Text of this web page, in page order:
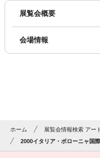
展覧会概要
会場情報
ホーム
展覧会情報検索 アー
2000イタリア・ボローニャ国